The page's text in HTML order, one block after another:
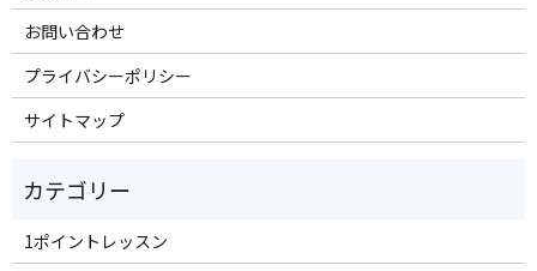
お問い合わせ
プライバシーポリシー
サイトマップ
1ポイントレッスン